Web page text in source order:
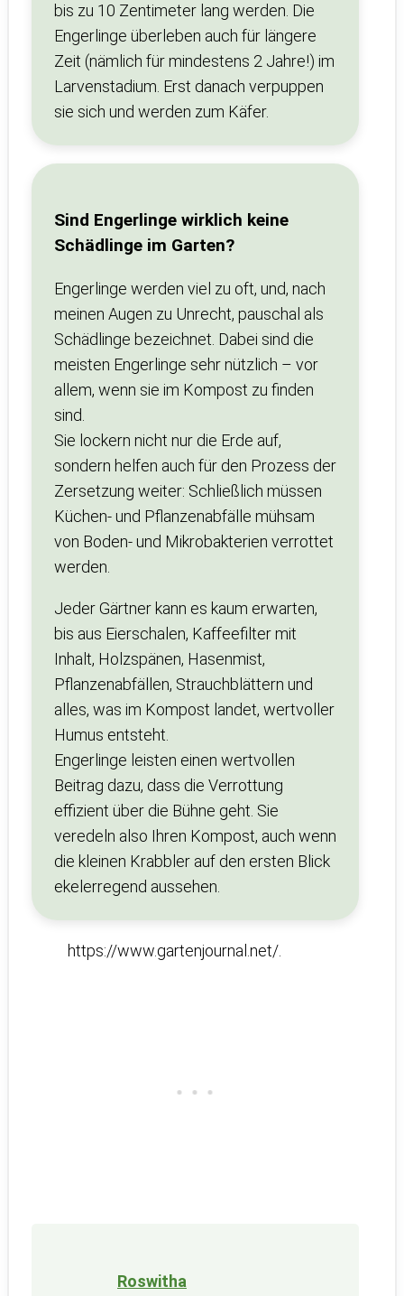
bis zu 10 Zentimeter lang werden. Die
Engerlinge überleben auch für längere
Zeit (nämlich für mindestens 2 Jahre!) im
Larvenstadium. Erst danach verpuppen
sie sich und werden zum Käfer.
Sind Engerlinge wirklich keine
Schädlinge im Garten?
Engerlinge werden viel zu oft, und, nach
meinen Augen zu Unrecht, pauschal als
Schädlinge bezeichnet. Dabei sind die
meisten Engerlinge sehr nützlich – vor
allem, wenn sie im Kompost zu finden
sind.
Sie lockern nicht nur die Erde auf,
sondern helfen auch für den Prozess der
Zersetzung weiter: Schließlich müssen
Küchen- und Pflanzenabfälle mühsam
von Boden- und Mikrobakterien verrottet
werden.
Jeder Gärtner kann es kaum erwarten,
bis aus Eierschalen, Kaffeefilter mit
Inhalt, Holzspänen, Hasenmist,
Pflanzenabfällen, Strauchblättern und
alles, was im Kompost landet, wertvoller
Humus entsteht.
Engerlinge leisten einen wertvollen
Beitrag dazu, dass die Verrottung
effizient über die Bühne geht. Sie
veredeln also Ihren Kompost, auch wenn
die kleinen Krabbler auf den ersten Blick
ekelerregend aussehen.
https://www.gartenjournal.net/.
Roswitha